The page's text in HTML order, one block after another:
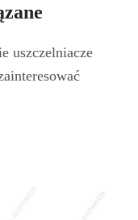
uszczelniacze